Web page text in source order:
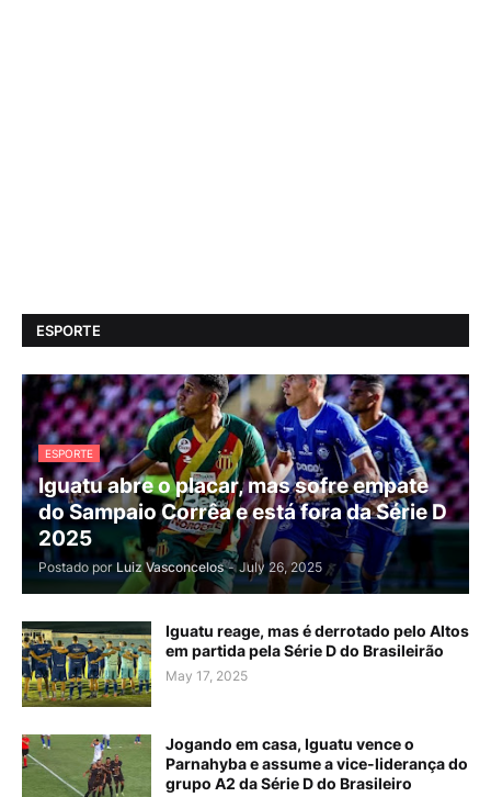
ESPORTE
ESPORTE
Iguatu abre o placar, mas sofre empate
do Sampaio Corrêa e está fora da Série D
2025
Postado por Luiz Vasconcelos - July 26, 2025
Iguatu reage, mas é derrotado pelo Altos
em partida pela Série D do Brasileirão
May 17, 2025
Jogando em casa, Iguatu vence o
Parnahyba e assume a vice-liderança do
grupo A2 da Série D do Brasileiro